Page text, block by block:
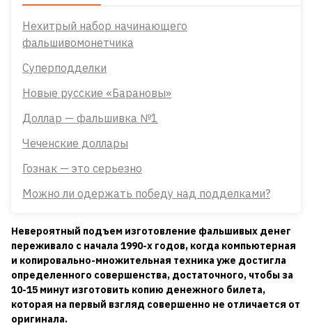
Нехитрый набор начинающего
фальшивомонетчика
Суперподделки
Новые русские «Барановы»
Доллар — фальшивка №1
Чеченские доллары
Гознак — это серьезно
Можно ли одержать победу над подделками?
Невероятный подъем изготовление фальшивых денег
переживало с начала 1990-х годов, когда компьютерная
и копировально-множительная техника уже достигла
определенного совершенства, достаточного, чтобы за
10-15 минут изготовить копию денежного билета,
которая на первый взгляд совершенно не отличается от
оригинала.